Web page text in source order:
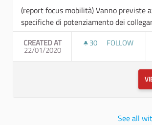
(report focus mobilità) Vanno previste
specifiche di potenziamento dei
CREATED AT
22/01/2020
30 30 FOLLOWERS
FOLLOW
See all